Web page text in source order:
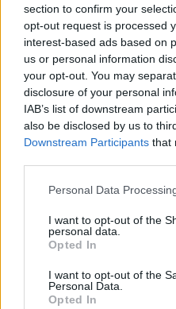
section to confirm your
opt-out request is processed
interest-based ads based on
us or personal information
your opt-out. You may
disclosure of your personal
IAB’s list of downstream
also be disclosed by us to
Downstream Participants that
Personal Data
I want to opt-out of the
personal data.
Opted In
I want to opt-out of the
Personal Data.
Opted In
06:00
59%υγρ.
5 Μπφ B
35 Km/h
55km/h
09:00
26°C
51% υγρ.
6 Μπφ B
45 Km/h
12:00
6 Μπφ B
45 Km/h
33°C
6 Μπφ B
70km/h
27% υγρ.
70km/h